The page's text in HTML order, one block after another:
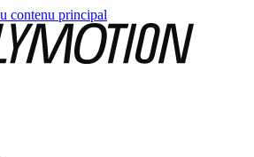
contenu principal